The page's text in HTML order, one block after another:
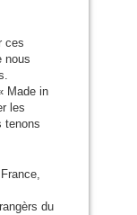
ces
nous
Made in
les
tenons
du